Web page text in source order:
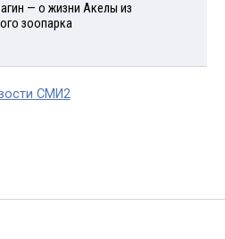
— о жизни Акелы из
зоопарка
СМИ2